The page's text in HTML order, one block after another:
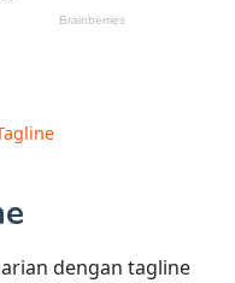
dengan tagline